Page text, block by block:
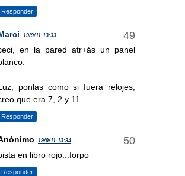
Responder
19/9/11 13:33
en la pared atr+ás un panel
ponlas como si fuera relojes,
que era 7, 2 y 11
Responder
19/9/11 13:34
en libro rojo...forpo
Responder